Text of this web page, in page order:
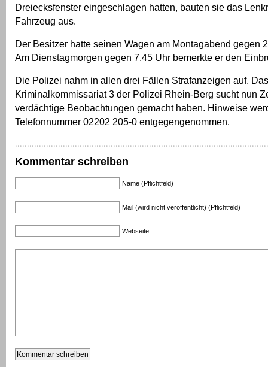
Dreiecksfenster eingeschlagen hatten, bauten sie das
Fahrzeug aus.
Der Besitzer hatte seinen Wagen am Montagabend gegen
Am Dienstagmorgen gegen 7.45 Uhr bemerkte er den
Die Polizei nahm in allen drei Fällen Strafanzeigen auf.
Kriminalkommissariat 3 der Polizei Rhein-Berg sucht nun
verdächtige Beobachtungen gemacht haben. Hinweise
Telefonnummer 02202 205-0 entgegengenommen.
Kommentar schreiben
Name (Pflichtfeld)
Mail (wird nicht veröffentlicht) (Pflichtfeld)
Webseite